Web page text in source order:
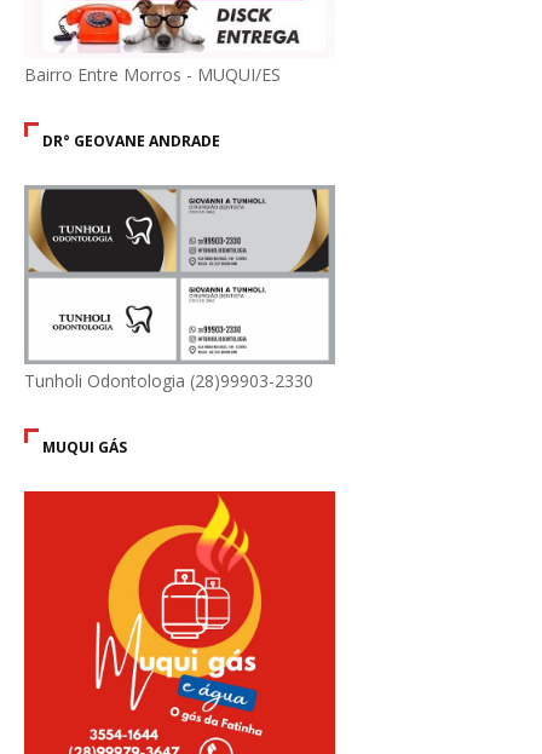
Bairro Entre Morros - MUQUI/ES
DR° GEOVANE ANDRADE
Tunholi Odontologia (28)99903-2330
MUQUI GÁS